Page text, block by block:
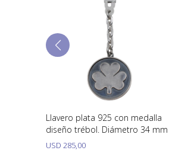
Llavero plata 925 con medalla
diseño trébol. Diámetro 34 mm
USD 285,00